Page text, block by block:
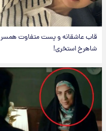
قاب عاشقانه و پست متفاوت همسر
شاهرخ استخری!